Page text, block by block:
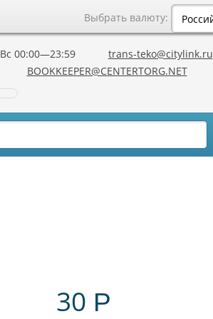
Выбрать валюту:
Вс 00:00—23:59
trans-teko@citylink.ru
BOOKKEEPER@CENTERTORG.NET
30 Р